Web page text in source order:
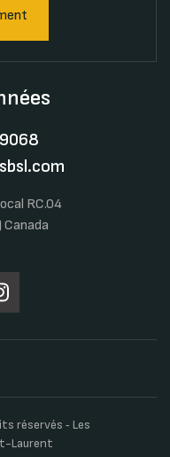
RC.04
Canada
réservés ‐ Les
Laurent